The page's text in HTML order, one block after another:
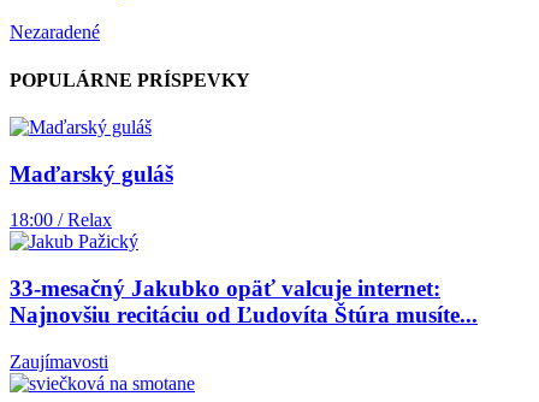
Nezaradené
POPULÁRNE PRÍSPEVKY
Maďarský guláš
18:00 / Relax
33-mesačný Jakubko opäť valcuje internet:
Najnovšiu recitáciu od Ľudovíta Štúra musíte...
Zaujímavosti